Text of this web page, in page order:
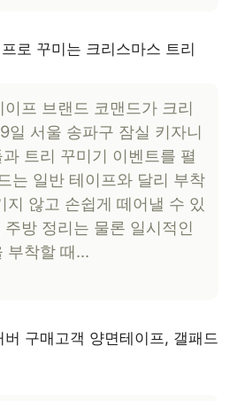
로 꾸미는 크리스마스 트리
프 브랜드 코맨드가 크리
일 서울 송파구 잠실 키자니
트리 꾸미기 이벤트를 펼
는 일반 테이프와 달리 부착
지 않고 손쉽게 떼어낼 수 있
방 정리는 물론 일시적인
부착할 때…
버 구매고객 양면테이프, 갤패드